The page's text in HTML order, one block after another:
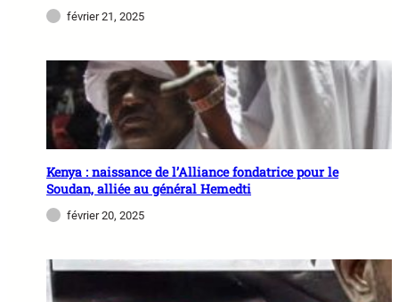
février 21, 2025
Kenya : naissance de l’Alliance fondatrice pour le
Soudan, alliée au général Hemedti
février 20, 2025